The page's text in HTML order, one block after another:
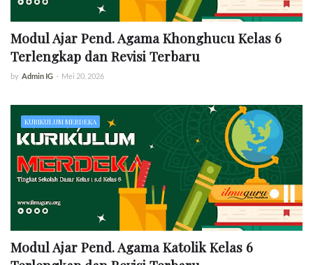
Modul Ajar Pend. Agama Khonghucu Kelas 6
Terlengkap dan Revisi Terbaru
by Admin IG - Mei 20, 2026
KURIKULUM MERDEKA
Modul Ajar Pend. Agama Katolik Kelas 6